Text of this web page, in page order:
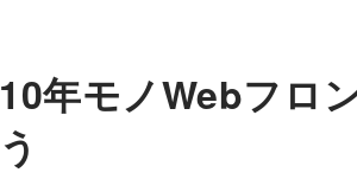
10年モノWebフロ
う